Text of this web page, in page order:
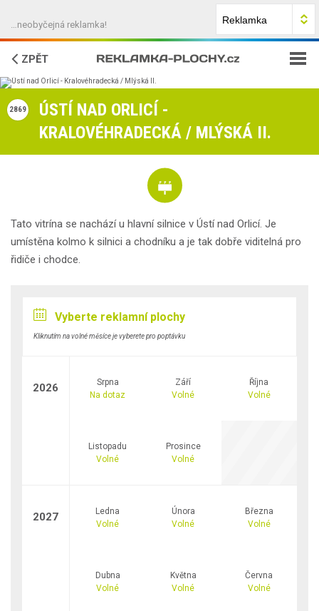
…neobyčejná reklamka!
ZPĚT
2869
ÚSTÍ NAD ORLICÍ -
KRALOVÉHRADECKÁ / MLÝSKÁ II.
Tato vitrína se nachází u hlavní silnice v Ústí nad Orlicí. Je
umístěna kolmo k silnici a chodníku a je tak dobře viditelná pro
řidiče i chodce.
Vyberte reklamní plochy
Kliknutím na volné měsíce je vyberete pro poptávku
2026
Srpna
Na dotaz
Září
Volné
Října
Volné
Listopadu
Volné
Prosince
Volné
2027
Ledna
Volné
Února
Volné
Března
Volné
Dubna
Volné
Května
Volné
Června
Volné